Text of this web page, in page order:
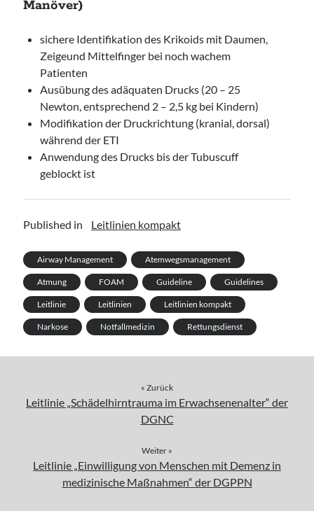
Manöver)
sichere Identifikation des Krikoids mit Daumen,
Zeigeund Mittelfinger bei noch wachem
Patienten
Ausübung des adäquaten Drucks (20 – 25
Newton, entsprechend 2 – 2,5 kg bei Kindern)
Modifikation der Druckrichtung (kranial, dorsal)
während der ETI
Anwendung des Drucks bis der Tubuscuff
geblockt ist
Published in Leitlinien kompakt
Airway Management Atemwegsmanagement
Atmung FOAM Guideline Guidelines
Leitlinie Leitlinien Leitlinien kompakt
Narkose Notfallmedizin Rettungsdienst
« Zurück
Leitlinie „Schädelhirntrauma im Erwachsenenalter“ der
DGNC
Weiter »
Leitlinie „Einwilligung von Menschen mit Demenz in
medizinische Maßnahmen“ der DGPPN